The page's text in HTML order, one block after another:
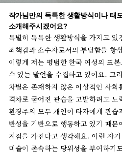
작가님만의 독특한 생활방식이나 태
소개해주시겠어요?
특별히 독특한 생활방식을 가지고 있
죄책감과 소수자로서의 부당함을 항
이렇게 저는 평범한한국 여성의 표본
수 있는 발언을 수집하고 있어요. 그
차별은 존재하지 않은 이상적인 사회
격차로 굳어진 관습을 고발하려고 노
환경주의 모두 개인이 타자에게 관습
반성을 기반으로 행동하고 있기 때문
지점을 가진다고 생각해요. 이런 자기
미술이 존속하는 당위성을 부여하기